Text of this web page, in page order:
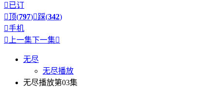
已订
顶(797)踩(342)
手机
 上一集下一集
无尽
无尽播放
无尽播放第03集